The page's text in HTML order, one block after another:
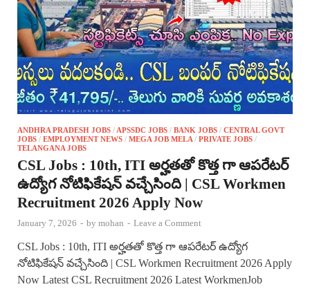
ANDHRA PRADESH JOBS / APSSDC JOBS / BANK JOBS / CENTRAL GOVT
JOBS / EMPLOYMENT NEWS / MEGA JOB MELA / PRIVATE JOBS /
TELANGANA JOBS
CSL Jobs : 10th, ITI అర్హతతో కొత్త గా ఆపరేటర్
ఉద్యోగ నోటిఫికేషన్ వచ్చేసింది | CSL Workmen
Recruitment 2026 Apply Now
January 7, 2026 - by mohan - Leave a Comment
CSL Jobs : 10th, ITI అర్హతతో కొత్త గా ఆపరేటర్ ఉద్యోగ
నోటిఫికేషన్ వచ్చేసింది | CSL Workmen Recruitment 2026 Apply
Now Latest CSL Recruitment 2026 Latest WorkmenJob